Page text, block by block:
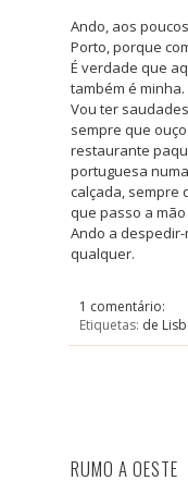
Ando, aos
Porto, porque
É verdade que
também é
Vou ter
sempre que
restaurante
portuguesa
calçada, sempre
que passo a
Ando a
qualquer.
1 comentário:
Etiquetas: de
RUMO A OESTE